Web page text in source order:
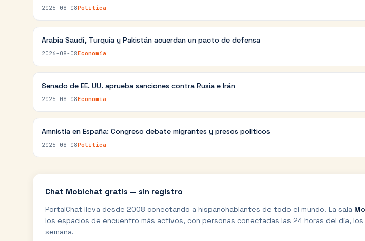
2026-08-08Política
Arabia Saudí, Turquía y Pakistán acuerdan un pacto de defensa
2026-08-08Economía
Senado de EE. UU. aprueba sanciones contra Rusia e Irán
2026-08-08Economía
Amnistía en España: Congreso debate migrantes y presos políticos
2026-08-08Política
Chat Mobichat gratis — sin registro
PortalChat lleva desde 2008 conectando a hispanohablantes de todo el mundo. La sala
los espacios de encuentro más activos, con personas conectadas las 24 horas del día, los
semana.